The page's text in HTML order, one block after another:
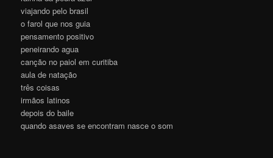
viajando pelo brasil
o farol que nos guia
pensamento positivo
peneirando agua
canção no paiol em curitiba
aula de natação
três coisas
irmãos latinos
depois do baile
quando asaves se encontram nasce o som